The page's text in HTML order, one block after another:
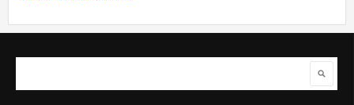
Rechercher